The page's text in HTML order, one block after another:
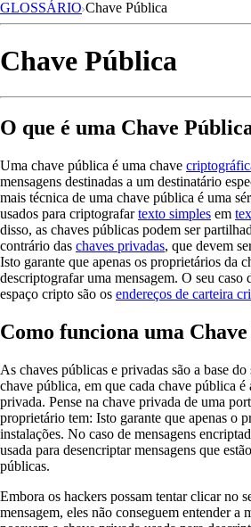
GLOSSÁRIO Chave Pública
Chave Pública
O que é uma Chave
Uma chave pública é uma chave
mensagens destinadas a um destinatário
mais técnica de uma chave pública é uma
usados para criptografartexto simples em
disso, as chaves públicas podem ser
contrário das chaves privadas, que devem
Isto garante que apenas os proprietários da
descriptografar uma mensagem. O seu caso
espaço cripto são os endereços de carteira
Como funciona uma
As chaves públicas e privadas são a base do
chave pública, em que cada chave pública é
privada. Pense na chave privada de uma
proprietário tem: Isto garante que apenas o
instalações. No caso de mensagens
usada para desencriptar mensagens que
públicas.
Embora os hackers possam tentar clicar no
mensagem, eles não conseguem entender a